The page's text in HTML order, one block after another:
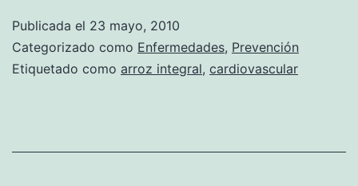
podría
mejorar
cardíaca
Publicada el 23 mayo, 2010
Categorizado como Enfermedades, Prevención
Etiquetado como arroz integral, cardiovascular